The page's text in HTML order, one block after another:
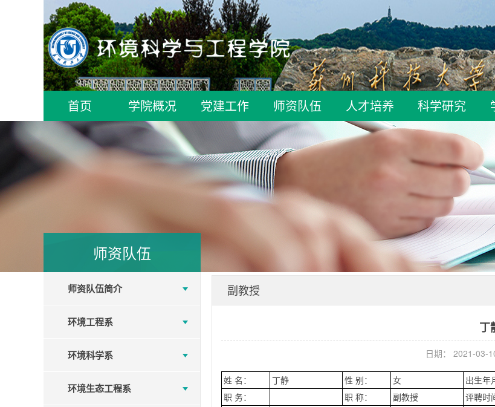
首页 学院概况 党建工作 师资队伍 人才培养 科学研究
师资队伍
师资队伍简介
环境工程系
环境科学系
环境生态工程系
副教授
丁
日期： 2021-03-
姓 名： 丁静 性 别： 女 出生年
职 务：
职 称： 副教授 评聘时